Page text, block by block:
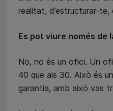
realitat, d’estructurar-te,
Es pot viure només de
No, no és un ofici. Un
40 que als 30. Això és
garantia, amb això vas